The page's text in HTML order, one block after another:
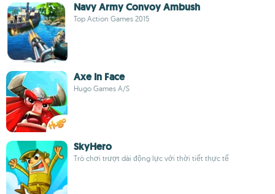
Navy Army Convoy Ambush
Top Action Games 2015
Axe In Face
Hugo Games A/S
SkyHero
Trò chơi trượt dài động lực với thời tiết thực tế